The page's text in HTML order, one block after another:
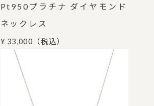
Pt950プラチナ ダイヤモンド
ネックレス
¥ 33,000 （税込）